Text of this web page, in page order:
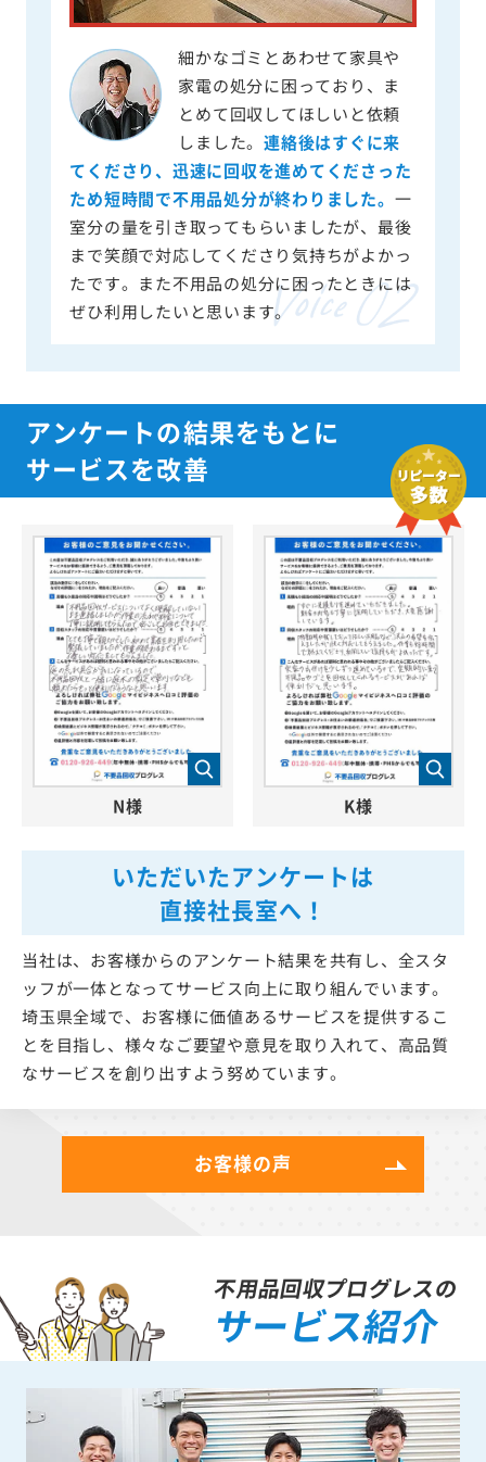
細かなゴミとあわせて家具や
家電の処分に困っており、ま
とめて回収してほしいと依頼
しました。連絡後はすぐに来
てくださり、迅速に回収を進めてくださった
ため短時間で不用品処分が終わりました。 一
室分の量を引き取ってもらいましたが、最後
まで笑顔で対応してくださり気持ちがよかっ
たです。また不用品の処分に困ったときには
ぜひ利用したいと思います。
アンケートの結果をもとに
サービスを改善
いただいたアンケートは
直接社長室へ！
当社は、お客様からのアンケート結果を共有し、全スタ
ッフが一体となってサービス向上に取り組んでいます。
埼玉県全域で、お客様に価値あるサービスを提供するこ
とを目指し、様々なご要望や意見を取り入れて、高品質
なサービスを創り出すよう努めています。
N様 K様
お客様の声
不用品回収プログレスの
サービス紹介